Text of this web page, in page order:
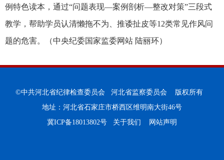
例特色读本，通过“问题表现—案例剖析—整改对策”三段式
教学，帮助学员认清懒拖不为、推诿扯皮等12类常见作风问
题的危害。（中央纪委国家监委网站 陆丽环）
©中共河北省纪律检查委员会 河北省监察委员会 版权所有
地址：河北省石家庄市桥西区维明南大街46号
冀ICP备18013802号
关于我们 网站声明